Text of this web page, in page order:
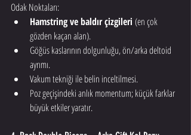
Odak Noktaları:
Hamstring ve baldır çizgileri (en çok
gözden kaçan alan).
Göğüs kaslarının dolgunluğu, ön/arka deltoid
ayrımı.
Vakum tekniği ile belin inceltilmesi.
Poz geçişindeki anlık momentum; küçük farklar
büyük etkiler yaratır.